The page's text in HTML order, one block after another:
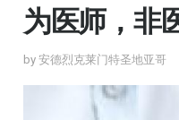
为医师，非
by 安德烈克莱门特圣地亚哥